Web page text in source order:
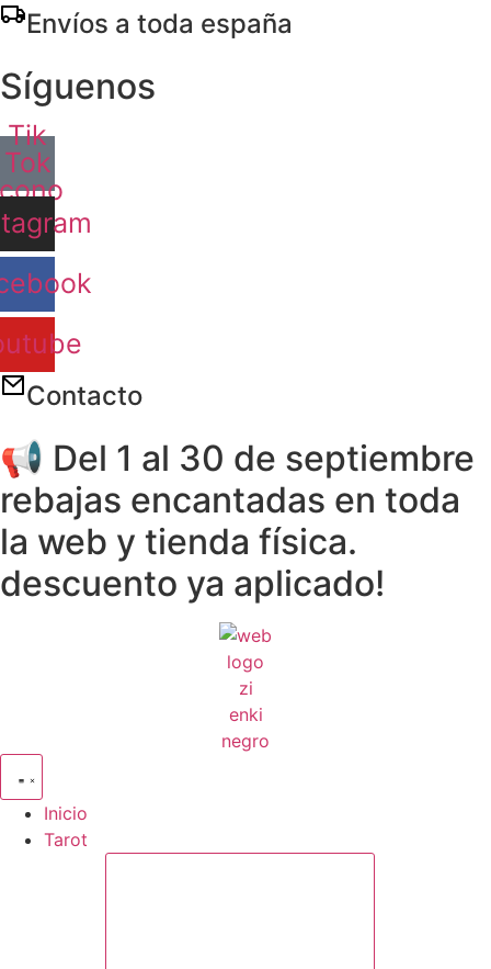
Ir
Envíos a toda españa
Síguenos
Tik
Tok
Contacto
📢 Del 1 al 30 de septiembre
rebajas encantadas en toda
la web y tienda física.
descuento ya aplicado!
Inicio
Tarot